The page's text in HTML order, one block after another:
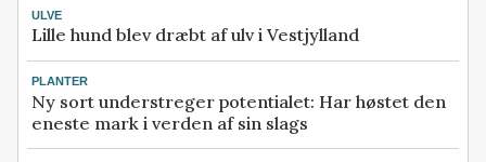
ULVE
Lille hund blev dræbt af ulv i Vestjylland
PLANTER
Ny sort understreger potentialet: Har høstet den
eneste mark i verden af sin slags